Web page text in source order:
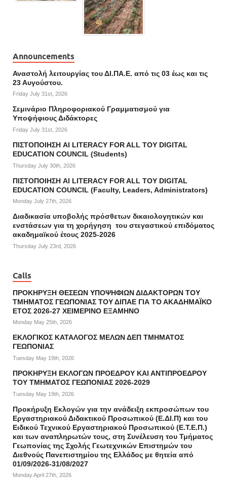
Announcements
Αναστολή λειτουργίας του ΔΙ.ΠΑ.Ε. από τις 03 έως και τις
23 Αυγούστου.
Friday July 31st, 2026
Σεμινάριο Πληροφοριακού Γραμματισμού για
Υποψήφιους Διδάκτορες
Friday July 31st, 2026
ΠΙΣΤΟΠΟΙΗΣΗ AI LITERACY FOR ALL ΤΟΥ DIGITAL
EDUCATION COUNCIL (Students)
Thursday July 30th, 2026
ΠΙΣΤΟΠΟΙΗΣΗ AI LITERACY FOR ALL ΤΟΥ DIGITAL
EDUCATION COUNCIL (Faculty, Leaders, Administrators)
Monday July 27th, 2026
Διαδικασία υποβολής πρόσθετων δικαιολογητικών και
ενστάσεων για τη χορήγηση του στεγαστικού επιδόματος
ακαδημαϊκού έτους 2025-2026
Thursday July 23rd, 2026
Calls
ΠΡΟΚΗΡΥΞΗ ΘΕΣΕΩΝ ΥΠΟΨΗΦΙΩΝ ΔΙΔΑΚΤΟΡΩΝ ΤΟΥ
ΤΜΗΜΑΤΟΣ ΓΕΩΠΟΝΙΑΣ ΤΟΥ ΔΙΠΑΕ ΓΙΑ ΤΟ ΑΚΑΔΗΜΑΪΚΟ
ΕΤΟΣ 2026-27 ΧΕΙΜΕΡΙΝΟ ΕΞΑΜΗΝΟ
Monday May 25th, 2026
ΕΚΛΟΓΙΚΟΣ ΚΑΤΑΛΟΓΟΣ ΜΕΛΩΝ ΔΕΠ ΤΜΗΜΑΤΟΣ
ΓΕΩΠΟΝΙΑΣ
Tuesday May 19th, 2026
ΠΡΟΚΗΡΥΞΗ ΕΚΛΟΓΩΝ ΠΡΟΕΔΡΟΥ ΚΑΙ ΑΝΤΙΠΡΟΕΔΡΟΥ
ΤΟΥ ΤΜΗΜΑΤΟΣ ΓΕΩΠΟΝΙΑΣ 2026-2029
Tuesday May 19th, 2026
Προκήρυξη Εκλογών για την ανάδειξη εκπροσώπων του
Εργαστηριακού Διδακτικού Προσωπικού (Ε.ΔΙ.Π) και του
Ειδικού Τεχνικού Εργαστηριακού Προσωπικού (Ε.Τ.Ε.Π.)
και των αναπληρωτών τους, στη Συνέλευση του Τμήματος
Γεωπονίας της Σχολής Γεωτεχνικών Επιστημών του
Διεθνούς Πανεπιστημίου της Ελλάδος με θητεία από
01/09/2026-31/08/2027
Monday April 27th, 2026